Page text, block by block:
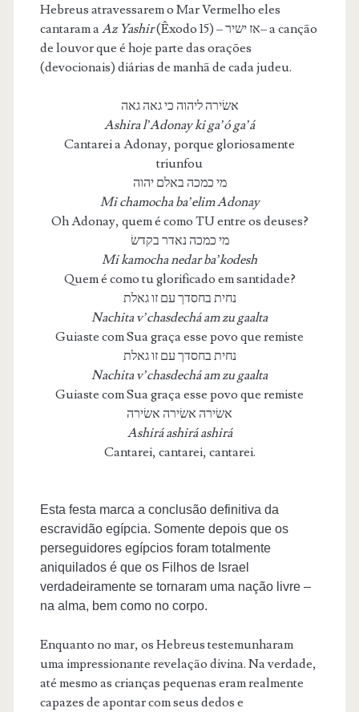
Hebreus atravessarem o Mar Vermelho eles
cantaram aAz Yashir(Êxodo 15) – אז ישיר– a canção
de louvor que é hoje parte das orações
(devocionais) diárias de manhã de cada judeu.
אשׂירה ליהוה כי גאה גאה
Ashira l’Adonay ki ga’ó ga’á
Cantarei a Adonay, porque gloriosamente
triunfou
מי כמכה באלם יהוה
Mi chamocha ba’elim Adonay
Oh Adonay, quem é como TU entre os deuses?
מי כמכה נאדר בקדשׂ
Mi kamocha nedar ba’kodesh
Quem é como tu glorificado em santidade?
נחית בחסדך עם זו גאלת
Nachita v’chasdechá am zu gaalta
Guiaste com Sua graça esse povo que remiste
נחית בחסדך עם זו גאלת
Nachita v’chasdechá am zu gaalta
Guiaste com Sua graça esse povo que remiste
אשׂירה אשׂירה אשׂירה
Ashirá ashirá ashirá
Cantarei, cantarei, cantarei.
Esta festa marca a conclusão definitiva da
escravidão egípcia. Somente depois que os
perseguidores egípcios foram totalmente
aniquilados é que os Filhos de Israel
verdadeiramente se tornaram uma nação livre –
na alma, bem como no corpo.
Enquanto no mar, os Hebreus testemunharam
uma impressionante revelação divina. Na verdade,
até mesmo as crianças pequenas eram realmente
capazes de apontar com seus dedos e